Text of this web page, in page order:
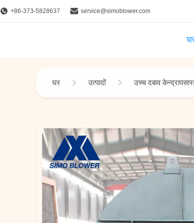
+86-373-5828637 service@simoblower.com
घर उत्पादों उच्च दबाव